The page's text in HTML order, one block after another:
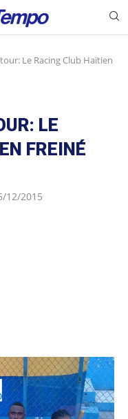
Le Racing Club Haïtien
LE
FREINÉ
12/2015